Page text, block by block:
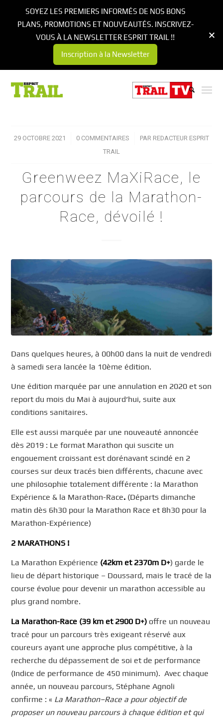
29 OCTOBRE 2021
/ 0 COMMENTAIRES
/ PAR REDACTEUR ESPRIT
TRAIL
Greenweez MaXiRace, le
parcours de la Marathon-
Race, dévoilé !
Dans quelques heures, à 00h00 dans la nuit de vendredi
à samedi sera lancée la 10ème édition.
Une édition marquée par une annulation en 2020 et son
report du mois du Mai à aujourd’hui, suite aux
conditions sanitaires.
Elle est aussi marquée par une nouveauté annoncée
dès 2019 : Le format Marathon qui suscite un
engouement croissant est dorénavant scindé en 2
courses sur deux tracés bien différents, chacune avec
une philosophie totalement différente : la Marathon
Expérience & la Marathon-Race. (Départs dimanche
matin dès 6h30 pour la Marathon Race et 8h30 pour la
Marathon-Expérience)
2 MARATHONS !
La Marathon Expérience (42km et 2370m D+) garde le
lieu de départ historique – Doussard, mais le tracé de la
course évolue pour devenir un marathon accessible au
plus grand nombre.
La Marathon-Race (39 km et 2900 D+) offre un nouveau
tracé pour un parcours très exigeant réservé aux
coureurs ayant une approche plus compétitive, à la
recherche du dépassement de soi et de performance
(Indice de performance de 450 minimum). Avec chaque
année, un nouveau parcours, Stéphane Agnoli
confirme : « La Marathon–Race a pour objectif de
proposer un nouveau parcours à chaque édition et qui
SOYEZ LES PREMIERS INFORMÉS DE NOS BONS
PLANS, PROMOTIONS ET NOUVEAUTÉS. INSCRIVEZ-
VOUS À LA NEWSLETTER ESPRIT TRAIL !!
Inscription à la Newsletter